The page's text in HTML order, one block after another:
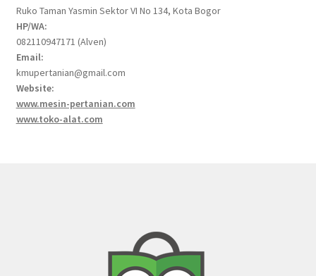
Ruko Taman Yasmin Sektor VI No 134, Kota Bogor
HP/WA:
082110947171 (Alven)
Email:
kmupertanian@gmail.com
Website:
www.mesin-pertanian.com
www.toko-alat.com